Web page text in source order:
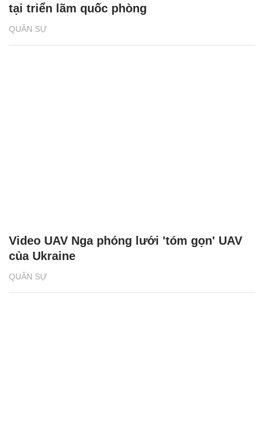
QUÂN SỰ
tại triển lãm quốc phòng
QUÂN SỰ
Video UAV Nga phóng lưới 'tóm gọn' UAV
của Ukraine